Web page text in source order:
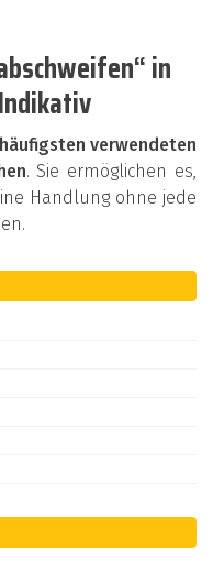
in
verwendeten
. Sie ermöglichen es,
Handlung ohne jede